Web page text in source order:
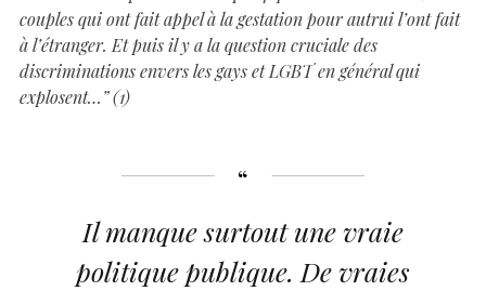
couples qui ont fait appel à la gestation pour autrui l’ont fait
à l’étranger. Et puis il y a la question cruciale des
discriminations envers les gays et LGBT en général qui
explosent…” (1)
Il manque surtout une vraie
politique publique. De vraies